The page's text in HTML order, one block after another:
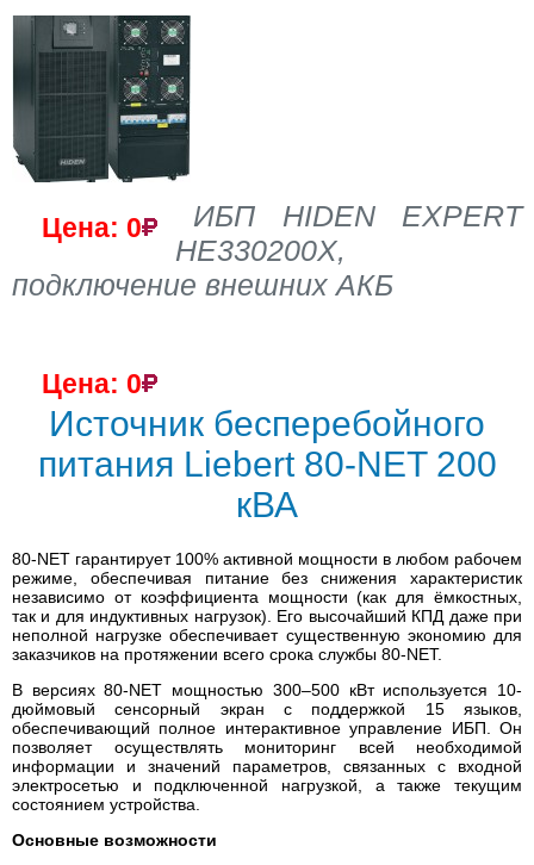
Цена: 0
ИБП HIDEN EXPERT
HE330200X,
подключение внешних АКБ
Цена: 0
Источник бесперебойного
питания Liebert 80-NET 200
кВА
80-NET гарантирует 100% активной мощности в любом рабочем
режиме, обеспечивая питание без снижения характеристик
независимо от коэффициента мощности (как для ёмкостных,
так и для индуктивных нагрузок). Его высочайший КПД даже при
неполной нагрузке обеспечивает существенную экономию для
заказчиков на протяжении всего срока службы 80-NET.
В версиях 80-NET мощностью 300–500 кВт используется 10-
дюймовый сенсорный экран с поддержкой 15 языков,
обеспечивающий полное интерактивное управление ИБП. Он
позволяет осуществлять мониторинг всей необходимой
информации и значений параметров, связанных с входной
электросетью и подключенной нагрузкой, а также текущим
состоянием устройства.
Основные возможности